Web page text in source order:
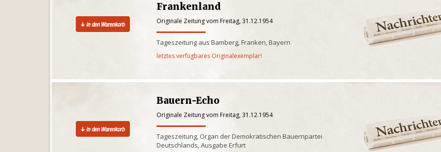
Frankenland
Originale Zeitung vom Freitag, 31.12.1954
Tageszeitung aus Bamberg, Franken, Bayern
letztes verfügbares Originalexemplar!
Bauern-Echo
Originale Zeitung vom Freitag, 31.12.1954
Tageszeitung, Organ der Demokratischen Bauernpartei
Deutschlands, Ausgabe Erfurt